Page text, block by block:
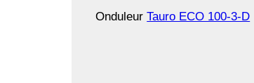
OnduleurTauro ECO 100-3-D